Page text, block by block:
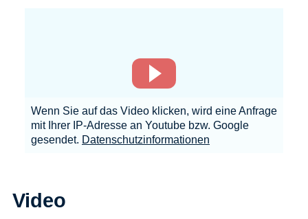
Wenn Sie auf das Video klicken, wird eine Anfrage
mit Ihrer IP-Adresse an Youtube bzw. Google
gesendet. Datenschutzinformationen
Video